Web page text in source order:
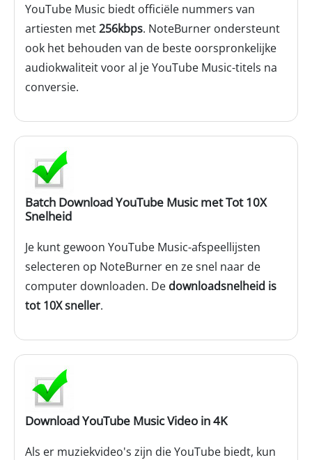
YouTube Music biedt officiële nummers van
artiesten met256kbps. NoteBurner ondersteunt
ook het behouden van de beste oorspronkelijke
audiokwaliteit voor al je YouTube Music-titels na
conversie.
Batch Download YouTube Music met Tot 10X
Snelheid
Je kunt gewoon YouTube Music-afspeellijsten
selecteren op NoteBurner en ze snel naar de
computer downloaden. De downloadsnelheid is
tot 10X sneller.
Download YouTube Music Video in 4K
Als er muziekvideo's zijn die YouTube biedt, kun